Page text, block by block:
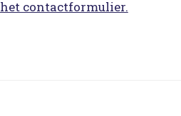
het contactformulier.